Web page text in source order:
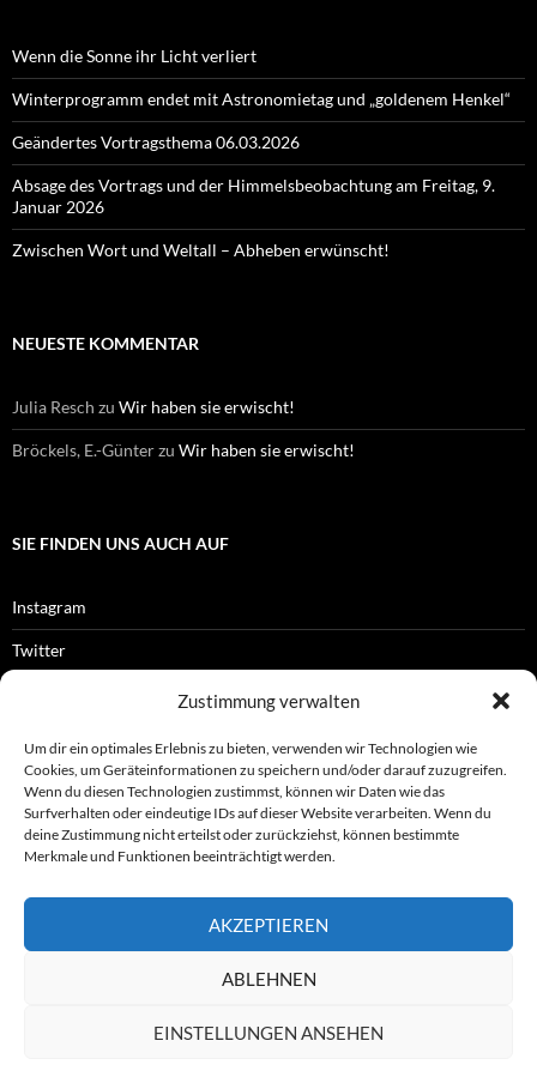
Zustimmung verwalten
Um dir ein optimales Erlebnis zu bieten, verwenden wir Technologien wie
Cookies, um Geräteinformationen zu speichern und/oder darauf zuzugreifen.
Wenn du diesen Technologien zustimmst, können wir Daten wie das
Surfverhalten oder eindeutige IDs auf dieser Website verarbeiten. Wenn du
deine Zustimmung nicht erteilst oder zurückziehst, können bestimmte
Merkmale und Funktionen beeinträchtigt werden.
AKZEPTIEREN
ABLEHNEN
EINSTELLUNGEN ANSEHEN
Wenn die Sonne ihr Licht verliert
Winterprogramm endet mit Astronomietag und „goldenem Henkel“
Geändertes Vortragsthema 06.03.2026
Absage des Vortrags und der Himmelsbeobachtung am Freitag, 9.
Januar 2026
Zwischen Wort und Weltall – Abheben erwünscht!
NEUESTE KOMMENTAR
Julia Resch zu Wir haben sie erwischt!
Bröckels, E.-Günterzu Wir haben sie erwischt!
SIE FINDEN UNS AUCH AUF
Instagram
Twitter
OFFIZIELLES
Impressum